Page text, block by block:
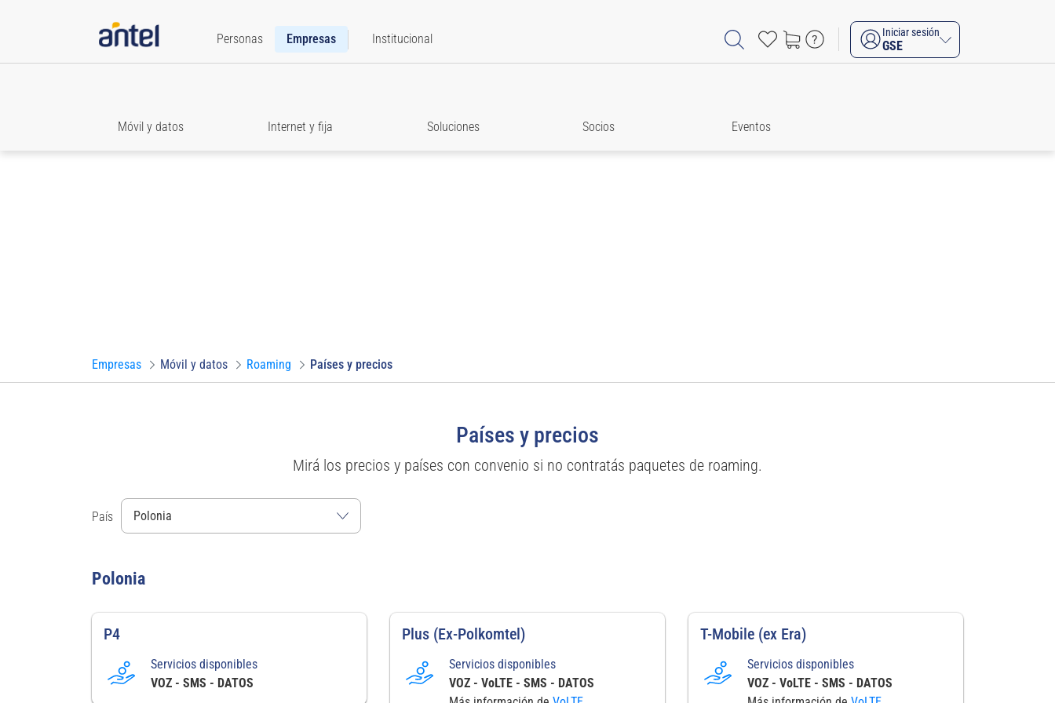
Personas Empresas Institucional Iniciar sesión
GSE
Móvil y datos Internet y fija Soluciones Socios Eventos
Empresas Móvil y datos Roaming Países y precios
Países y precios
Mirá los precios y países con convenio si no contratás paquetes de roaming.
País
Polonia
P4
Servicios disponibles
VOZ - SMS - DATOS
Plus (Ex-Polkomtel)
Servicios disponibles
VOZ - VoLTE - SMS - DATOS
T-Mobile (ex Era)
Servicios disponibles
VOZ - VoLTE - SMS - DATOS